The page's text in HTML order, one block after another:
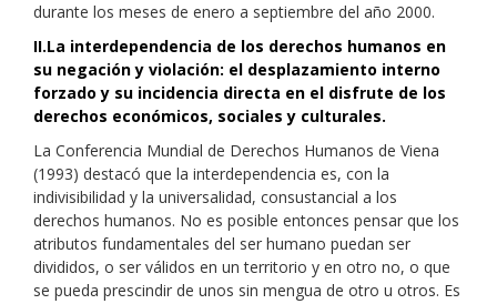
durante los meses de enero a septiembre del año 2000.
II.La interdependencia de los derechos humanos en
su negación y violación: el desplazamiento interno
forzado y su incidencia directa en el disfrute de los
derechos económicos, sociales y culturales.
La Conferencia Mundial de Derechos Humanos de Viena
(1993) destacó que la interdependencia es, con la
indivisibilidad y la universalidad, consustancial a los
derechos humanos. No es posible entonces pensar que los
atributos fundamentales del ser humano puedan ser
divididos, o ser válidos en un territorio y en otro no, o que
se pueda prescindir de unos sin mengua de otro u otros. Es